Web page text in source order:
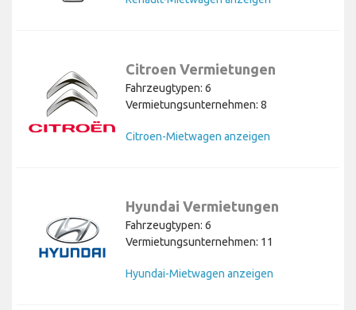
Citroen Vermietungen
Fahrzeugtypen: 6
Vermietungsunternehmen: 8
Citroen-Mietwagen anzeigen
Hyundai Vermietungen
Fahrzeugtypen: 6
Vermietungsunternehmen: 11
Hyundai-Mietwagen anzeigen